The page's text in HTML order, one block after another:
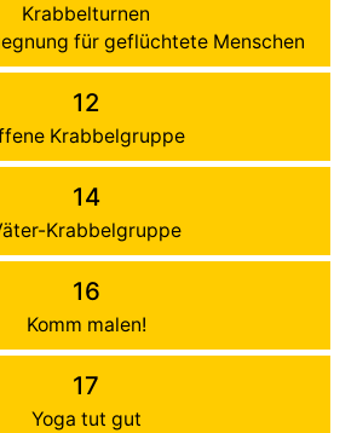
Krabbelturnen
für geflüchtete Menschen
12
Krabbelgruppe
14
Krabbelgruppe
16
Komm malen!
17
Yoga tut gut